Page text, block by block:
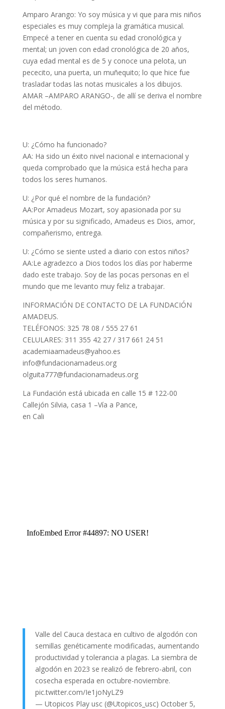
Amparo Arango: Yo soy música y vi que para mis niños
especiales es muy compleja la gramática musical.
Empecé a tener en cuenta su edad cronológica y
mental; un joven con edad cronológica de 20 años,
cuya edad mental es de 5 y conoce una pelota, un
pececito, una puerta, un muñequito; lo que hice fue
trasladar todas las notas musicales a los dibujos.
AMAR –AMPARO ARANGO-, de allí se deriva el nombre
del método.
U: ¿Cómo ha funcionado?
AA: Ha sido un éxito nivel nacional e internacional y
queda comprobado que la música está hecha para
todos los seres humanos.
U: ¿Por qué el nombre de la fundación?
AA:Por Amadeus Mozart, soy apasionada por su
música y por su significado, Amadeus es Dios, amor,
compañerismo, entrega.
U: ¿Cómo se siente usted a diario con estos niños?
AA:Le agradezco a Dios todos los días por haberme
dado este trabajo. Soy de las pocas personas en el
mundo que me levanto muy feliz a trabajar.
INFORMACIÓN DE CONTACTO DE LA FUNDACIÓN
AMADEUS.
TELÉFONOS: 325 78 08 / 555 27 61
CELULARES: 311 355 42 27 / 317 661 24 51
academiaamadeus@yahoo.es
info@fundacionamadeus.org
olguita777@fundacionamadeus.org
La Fundación está ubicada en calle 15 # 122-00
Callejón Silvia, casa 1 –Vía a Pance,
en Cali
Valle del Cauca destaca en cultivo de algodón con
semillas genéticamente modificadas, aumentando
productividad y tolerancia a plagas. La siembra de
algodón en 2023 se realizó de febrero-abril, con
cosecha esperada en octubre-noviembre.
pic.twitter.com/Ie1joNyLZ9
— Utopicos Play usc (@Utopicos_usc) October 5,